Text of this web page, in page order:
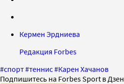
Кермен Эрдниева
Редакция Forbes
#спорт#теннис#Карен Хачанов
Подпишитесь на Forbes Sport в Дзен